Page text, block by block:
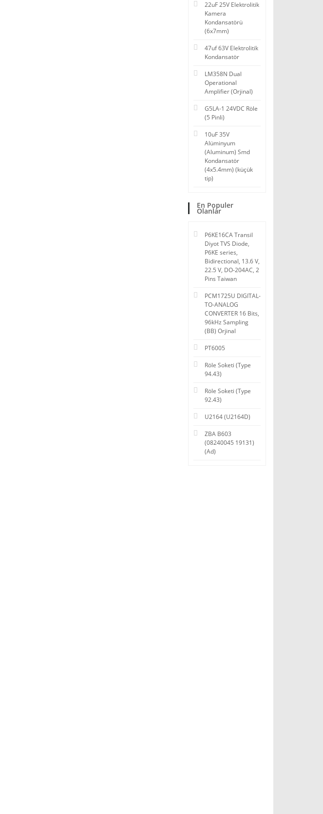
22uF 25V Elektrolitik
Kamera
Kondansatörü
(6x7mm)
47uf 63V Elektrolitik
Kondansatör
LM358N Dual
Operational
Amplifier (Orjinal)
G5LA-1 24VDC Röle
(5 Pinli)
10uF 35V
Alüminyum
(Aluminum) Smd
Kondansatör
(4x5.4mm) (küçük
tip)
En Populer
Olanlar
P6KE16CA Transil
Diyot TVS Diode,
P6KE series,
Bidirectional, 13.6 V,
22.5 V, DO-204AC, 2
Pins Taiwan
PCM1725U DIGITAL-
TO-ANALOG
CONVERTER 16 Bits,
96kHz Sampling
(BB) Orjinal
PT6005
Röle Soketi (Type
94.43)
Röle Soketi (Type
92.43)
U2164 (U2164D)
ZBA B603
(08240045 19131)
(Ad)